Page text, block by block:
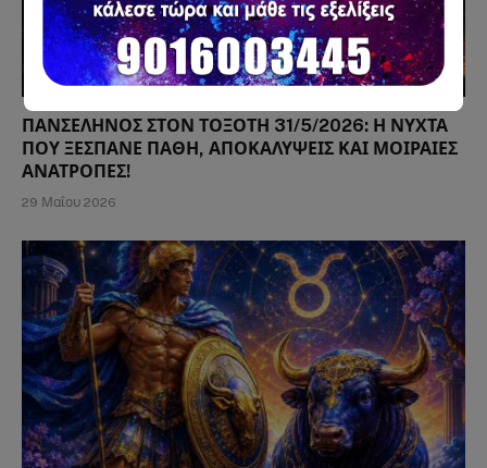
ΠΑΝΣΕΛΗΝΟΣ ΣΤΟΝ ΤΟΞΟΤΗ 31/5/2026: Η ΝΥΧΤΑ
ΠΟΥ ΞΕΣΠΑΝΕ ΠΑΘΗ, ΑΠΟΚΑΛΥΨΕΙΣ ΚΑΙ ΜΟΙΡΑΙΕΣ
ΑΝΑΤΡΟΠΕΣ!
29 Μαΐου 2026